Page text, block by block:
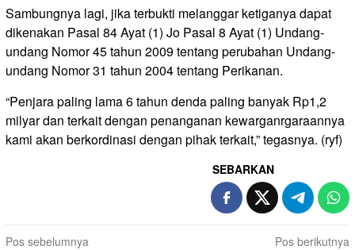
Sambungnya lagi, jika terbukti melanggar ketiganya dapat
dikenakan Pasal 84 Ayat (1) Jo Pasal 8 Ayat (1) Undang-
undang Nomor 45 tahun 2009 tentang perubahan Undang-
undang Nomor 31 tahun 2004 tentang Perikanan.
“Penjara paling lama 6 tahun denda paling banyak Rp1,2
milyar dan terkait dengan penanganan kewarganrgaraannya
kami akan berkordinasi dengan pihak terkait,” tegasnya. (ryf)
SEBARKAN
Navigasi
Pos sebelumnya
Pos berikutnya